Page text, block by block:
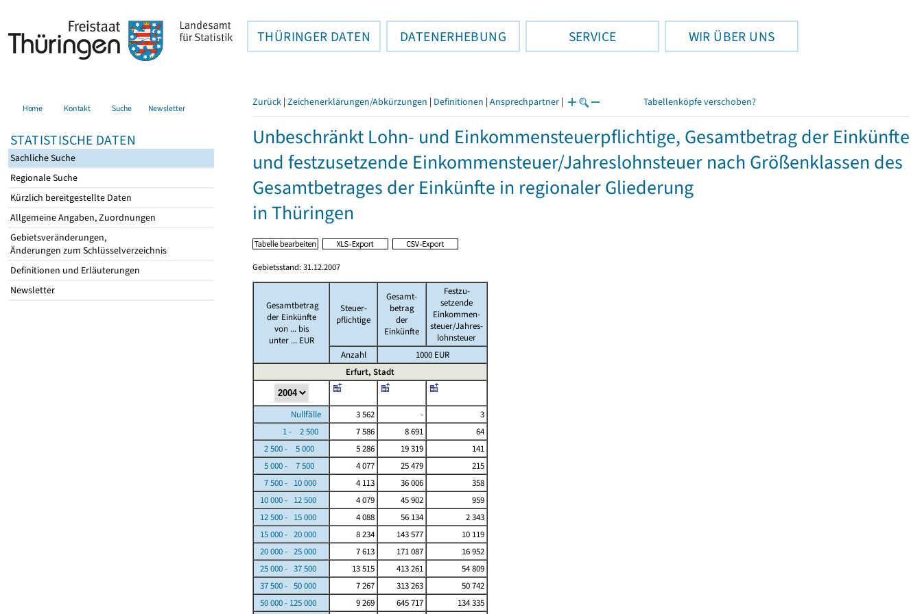
THÜRINGER DATEN DATENERHEBUNG SERVICE WIR ÜBER UNS
Home Kontakt Suche Newsletter
STATISTISCHE DATEN
Sachliche Suche
Regionale Suche
Kürzlich bereitgestellte Daten
Allgemeine Angaben, Zuordnungen
Gebietsveränderungen,
Änderungen zum Schlüsselverzeichnis
Definitionen und Erläuterungen
Newsletter
Zurück | Zeichenerklärungen/Abkürzungen | Definitionen | Ansprechpartner | Tabellenköpfe verschoben?
Unbeschränkt Lohn- und Einkommensteuerpflichtige, Gesamtbetrag der Einkünfte
und festzusetzende Einkommensteuer/Jahreslohnsteuer nach Größenklassen des
Gesamtbetrages der Einkünfte in regionaler Gliederung
in Thüringen
Gebietsstand: 31.12.2007
Gesamtbetrag
der Einkünfte
von ... bis
unter ... EUR
Steuer-
pflichtige
Gesamt-
betrag
der
Einkünfte
Festzu-
setzende
Einkommen-
steuer/Jahres-
lohnsteuer
Anzahl
1000 EUR
Erfurt, Stadt
Nullfälle 3 562 -
3
1 - 2 500
7 586 8 691
64
2 500 - 5 000
5 286 19 319
141
5 000 - 7 500
4 077 25 479
215
7 500 - 10 000
4 113 36 006
358
10 000 - 12 500
4 079 45 902
959
12 500 - 15 000
4 088 56 134
2 343
15 000 - 20 000
8 234 143 577
10 119
20 000 - 25 000
7 613 171 087
16 952
25 000 - 37 500
13 515 413 261
54 809
37 500 - 50 000
7 267 313 263
50 742
50 000 - 125 000
9 269 645 717 134 335